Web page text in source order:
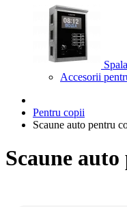
Accesorii
Pentru copii
Scaune auto pentru
Scaune